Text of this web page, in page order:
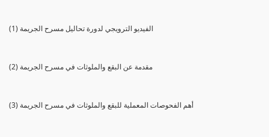
(1) الفيديو الترويجي لدورة تحاليل مسرح الجريمة
(2) مقدمة عن البقع والملوثات في مسرح الجريمة
(3) أهم الفحوصات المعملية للبقع والملوثات في مسرح الجريمة